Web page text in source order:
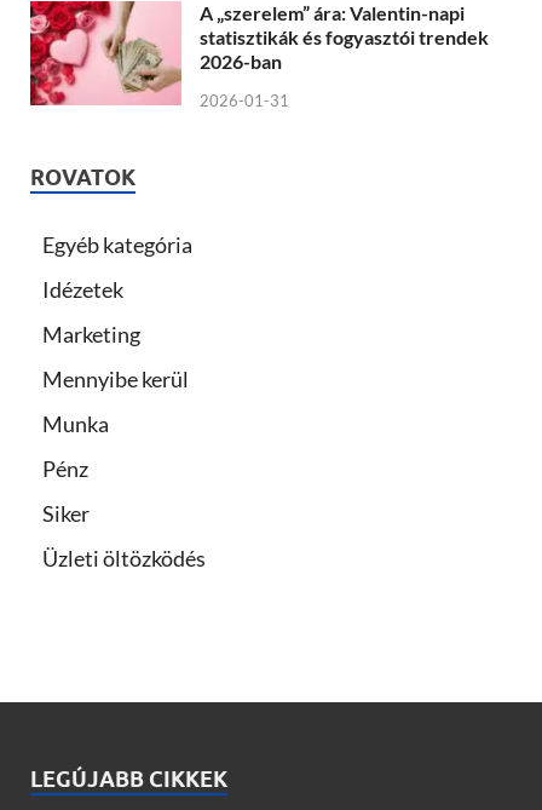
A „szerelem” ára: Valentin-napi
statisztikák és fogyasztói trendek
2026-ban
2026-01-31
ROVATOK
Egyéb kategória
Idézetek
Marketing
Mennyibe kerül
Munka
Pénz
Siker
Üzleti öltözködés
LEGÚJABB CIKKEK